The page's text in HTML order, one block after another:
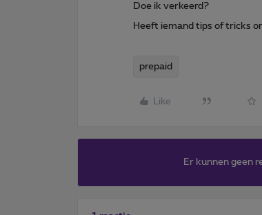
Doe ik verkeerd?
Heeft iemand tips of tricks
prepaid
Like
Er kunnen geen